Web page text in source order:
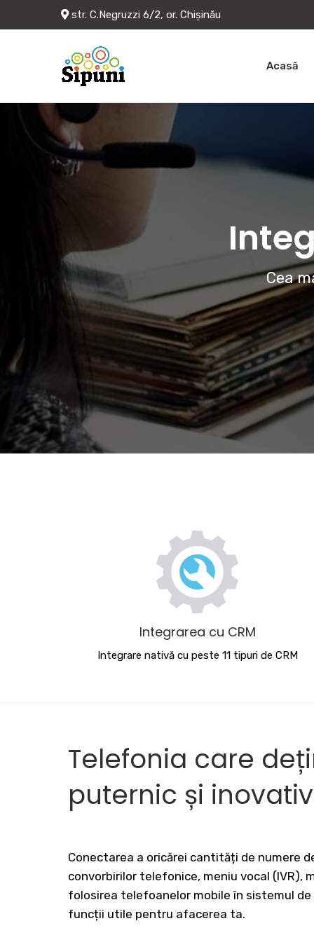
str. C.Negruzzi 6/2, or. Chișinău
Acasă
Cea
Integrarea cu CRM
Integrare nativă cu peste 11 tipuri de CRM
Telefonia care
puternic și
Conectarea a oricărei cantități de numere
convorbirilor telefonice, meniu vocal (IVR),
folosirea telefoanelor mobile în sistemul
funcții utile pentru afacerea ta.